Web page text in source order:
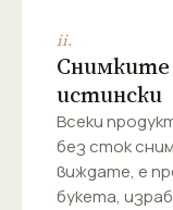
ii.
Снимките
истински
Всеки
без сток
виждате, е
букета,